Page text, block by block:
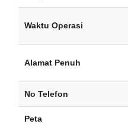
Waktu Operasi
Alamat Penuh
No Telefon
Peta